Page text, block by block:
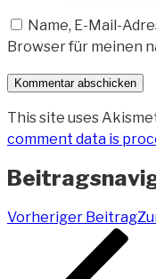
Name, E-Mail-
Browser für meinen
This site uses
comment data is
Vorheriger Beitrag